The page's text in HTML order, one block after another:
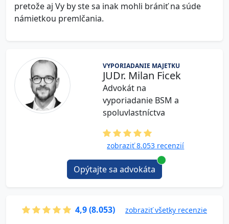
pretože aj Vy by ste sa inak mohli brániť na súde
námietkou premlčania.
VYPORIADANIE MAJETKU
JUDr. Milan Ficek
Advokát na
vyporiadanie BSM a
spoluvlastníctva
zobraziť 8.053 recenzií
Opýtajte sa advokáta
4,9 (8.053) zobraziť všetky recenzie